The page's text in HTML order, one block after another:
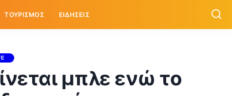
ΤΟΥΡΙΣΜΟΣ ΕΙΔΗΣΕΙΣ
μπλε ενώ το